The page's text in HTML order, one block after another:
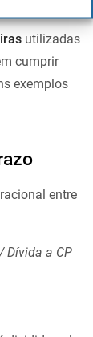
utilizadas
cumprir
exemplos
entre
Dívida a CP